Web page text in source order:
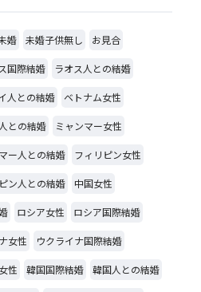
婚 未婚子供無し お見合
国際結婚 ラオス人との結婚
人との結婚 ベトナム女性
との結婚 ミャンマー女性
ー人との結婚 フィリピン女性
ン人との結婚 中国女性
ロシア女性 ロシア国際結婚
女性 ウクライナ国際結婚
性 韓国国際結婚 韓国人との結婚